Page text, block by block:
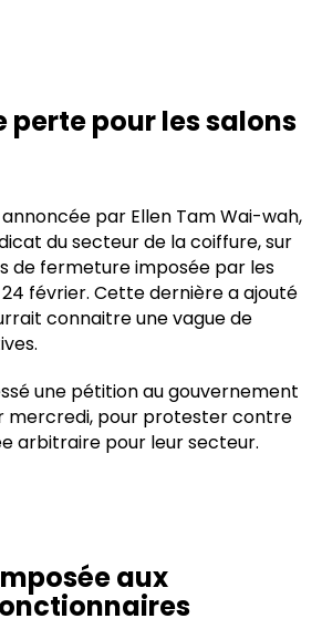
perte pour les salons
par Ellen Tam Wai-wah,
du secteur de la coiffure, sur
de fermeture imposée par les
24 février. Cette dernière a ajouté
connaitre une vague de
une pétition au gouvernement
mercredi, pour protester contre
arbitraire pour leur secteur.
aux